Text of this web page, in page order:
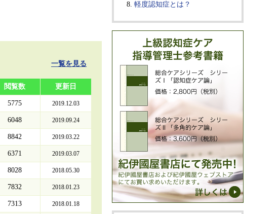
一覧を見る
閲覧数 更新日
5775 2019.12.03
6048 2019.09.24
8842 2019.03.22
6371 2019.03.07
8028 2018.05.30
7832 2018.01.23
7313 2018.01.18
軽度認知症とは？